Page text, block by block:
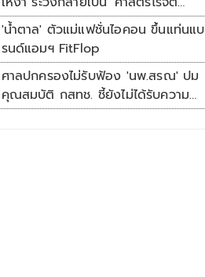
วิญญาณ'
'น้ำตาล' ตัวแม่แฟชั่นไอคอน ขึ้นแท่นแบ
รนด์แอมฯ FitFlop
ศาลปกครองไม่รับฟ้อง 'นพ.สรณ' ปม
คุณสมบัติ กสทช. ชี้ยังไม่ได้รับความ
เดือดร้อนเสียหาย